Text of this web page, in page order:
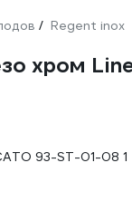
/ Regent inox
хром